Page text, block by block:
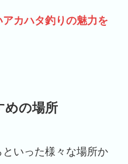
カハタ釣りの魅力を
めの場所
いった様々な場所か